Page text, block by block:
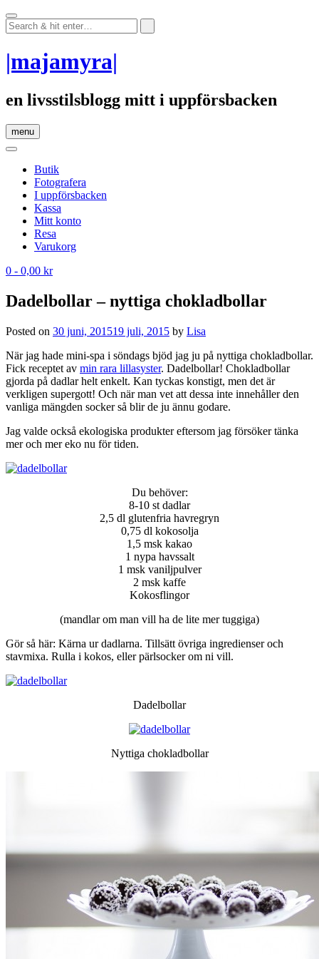
Skip
to
content
|majamyra|
en livsstilsblogg mitt i uppförsbacken
menu
Butik
Fotografera
I uppförsbacken
Kassa
Mitt konto
Resa
Varukorg
0 - 0,00 kr
Dadelbollar – nyttiga chokladbollar
Posted on 30 juni, 201519 juli, 2015 by Lisa
När jag hade mini-spa i söndags bjöd jag ju på nyttiga chokladbollar.
Fick receptet av min rara lillasyster. Dadelbollar! Chokladbollar
gjorda på dadlar helt enkelt. Kan tyckas konstigt, men det är
verkligen supergott! Och när man vet att dessa inte innehåller den
vanliga mängden socker så blir de ju ännu godare.
Jag valde också ekologiska produkter eftersom jag försöker tänka
mer och mer eko nu för tiden.
Du behöver:
8-10 st dadlar
2,5 dl glutenfria havregryn
0,75 dl kokosolja
1,5 msk kakao
1 nypa havssalt
1 msk vaniljpulver
2 msk kaffe
Kokosflingor
(mandlar om man vill ha de lite mer tuggiga)
Gör så här: Kärna ur dadlarna. Tillsätt övriga ingredienser och
stavmixa. Rulla i kokos, eller pärlsocker om ni vill.
Dadelbollar
Nyttiga chokladbollar